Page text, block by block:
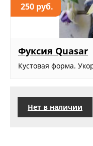
250 руб.
Фуксия Quasar
Кустовая форма.
Нет в наличии